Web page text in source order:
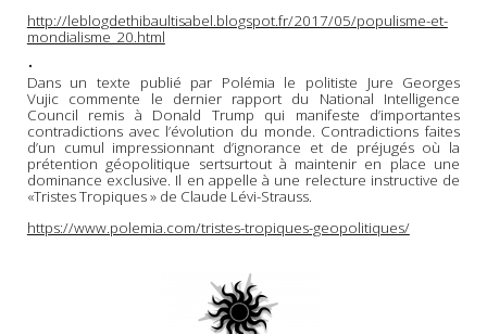
http://leblogdethibaultisabel.blogspot.fr/2017/05/populisme-et-
mondialisme_20.html
•
Dans un texte publié par Polémia le politiste Jure Georges
Vujic commente le dernier rapport du National Intelligence
Council remis à Donald Trump qui manifeste d’importantes
contradictions avec l’évolution du monde. Contradictions faites
d’un cumul impressionnant d’ignorance et de préjugés où la
prétention géopolitique sertsurtout à maintenir en place une
dominance exclusive. Il en appelle à une relecture instructive de
«Tristes Tropiques » de Claude Lévi-Strauss.
https://www.polemia.com/tristes-tropiques-geopolitiques/